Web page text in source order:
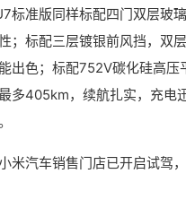
标准版同样标配四门双层玻
；标配三层镀银前风挡，双
出色；标配752V碳化硅高压
多405km，续航扎实，充电
米汽车销售门店已开启试驾